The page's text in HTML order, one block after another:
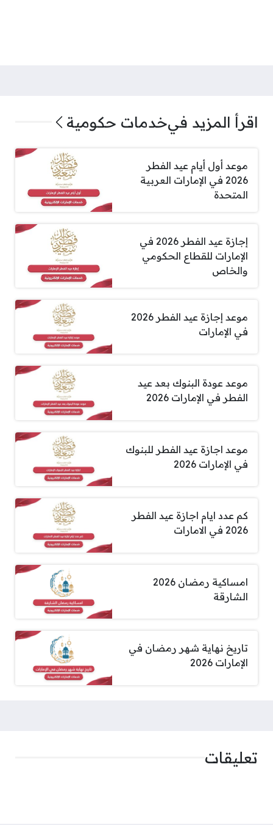
اقرأ المزيد فيخدمات حكومية
موعد أول أيام عيد الفطر
2026 في الإمارات العربية
المتحدة
إجازة عيد الفطر 2026 في
الإمارات للقطاع الحكومي
والخاص
موعد إجازة عيد الفطر 2026
في الإمارات
موعد عودة البنوك بعد عيد
الفطر في الإمارات 2026
موعد اجازة عيد الفطر للبنوك
في الإمارات 2026
كم عدد ايام اجازة عيد الفطر
2026 في الامارات
امساكية رمضان 2026
الشارقة
تاريخ نهاية شهر رمضان في
الإمارات 2026
تعليقات